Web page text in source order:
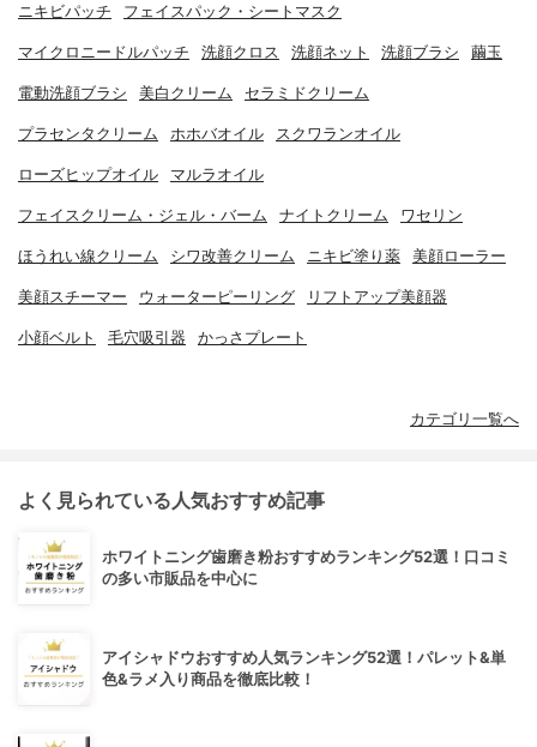
ニキビパッチ フェイスパック・シートマスク
マイクロニードルパッチ 洗顔クロス 洗顔ネット 洗顔ブラシ 繭玉
電動洗顔ブラシ 美白クリーム セラミドクリーム
プラセンタクリーム ホホバオイル スクワランオイル
ローズヒップオイル マルラオイル
フェイスクリーム・ジェル・バーム ナイトクリーム ワセリン
ほうれい線クリーム シワ改善クリーム ニキビ塗り薬 美顔ローラー
美顔スチーマー ウォーターピーリング リフトアップ美顔器
小顔ベルト 毛穴吸引器 かっさプレート
カテゴリ一覧へ
よく見られている人気おすすめ記事
ホワイトニング歯磨き粉おすすめランキング52選！口コミ
の多い市販品を中心に
アイシャドウおすすめ人気ランキング52選！パレット&単
色&ラメ入り商品を徹底比較！